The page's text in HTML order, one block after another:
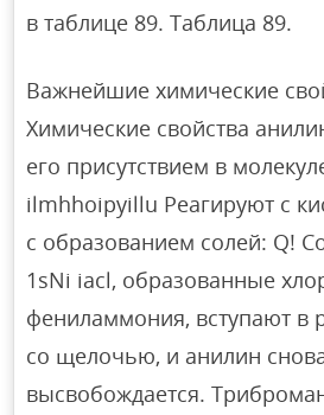
в таблице 89. Таблица 89.
Важнейшие химические
Химические свойства
его присутствием в
ilmhhoipyillu Реагируют с
с образованием солей: Q!
1sNi iacl, образованные
фениламмония, вступают в
со щелочью, и анилин
высвобождается.